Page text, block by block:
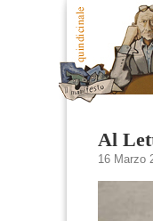
Al
16 Marzo